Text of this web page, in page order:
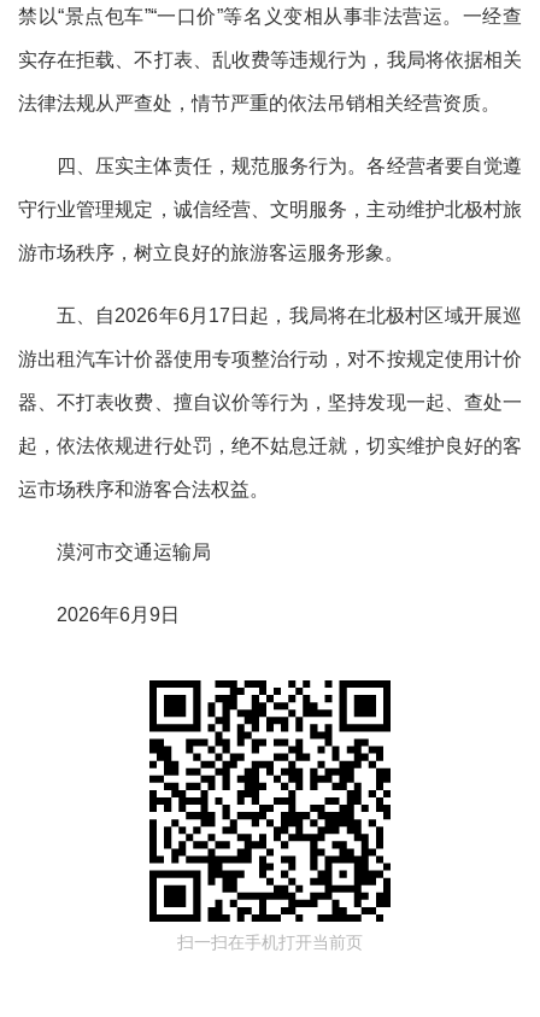
禁以“景点包车”“一口价”等名义变相从事非法营运。一经查
实存在拒载、不打表、乱收费等违规行为，我局将依据相关
法律法规从严查处，情节严重的依法吊销相关经营资质。
四、 压实主体责任，规范服务行为。各经营者要自觉遵
守行业管理规定，诚信经营、文明服务，主动维护北极村旅
游市场秩序，树立良好的旅游客运服务形象。
五、 自2026年6月 17 日起，我局将在北极村区域开展巡
游出租汽车计价器使用专项整治行动，对不按规定使用计价
器、不打表收费、擅自议价等行为，坚持发现一起、查处一
起，依法依规进行处罚，绝不姑息迁就，切实维护良好的客
运市场秩序和游客合法权益。
漠河市交通运输局
2026年6月 9日
扫一扫在手机打开当前页